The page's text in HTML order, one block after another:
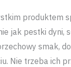
produktem
jak pestki dyni,
smak,
Nie trzeba ich